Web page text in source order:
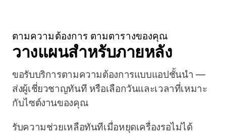
ตามความต้องการ ตามตารางของคุณ
วางแผนสำหรับภายหลัง
ขอรับบริการตามความต้องการแบบแอปชั้นนำ —
ส่งผู้เชี่ยวชาญทันที หรือเลือกวันและเวลาที่เหมาะ
กับไซต์งานของคุณ
รับความช่วยเหลือทันทีเมื่อหยุดเครื่องรอไม่ได้